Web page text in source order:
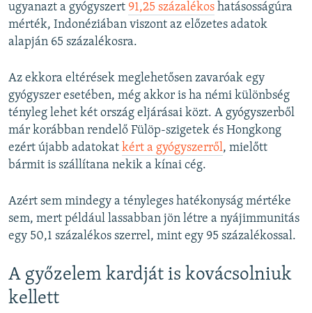
ugyanazt a gyógyszert 91,25 százalékos hatásosságúra
mérték, Indonéziában viszont az előzetes adatok
alapján 65 százalékosra.
Az ekkora eltérések meglehetősen zavaróak egy
gyógyszer esetében, még akkor is ha némi különbség
tényleg lehet két ország eljárásai közt. A gyógyszerből
már korábban rendelő Fülöp-szigetek és Hongkong
ezért újabb adatokat kért a gyógyszerről, mielőtt
bármit is szállítana nekik a kínai cég.
Azért sem mindegy a tényleges hatékonyság mértéke
sem, mert például lassabban jön létre a nyájimmunitás
egy 50,1 százalékos szerrel, mint egy 95 százalékossal.
A győzelem kardját is kovácsolniuk
kellett